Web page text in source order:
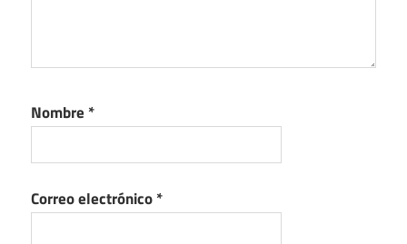
Nombre *
Correo electrónico*